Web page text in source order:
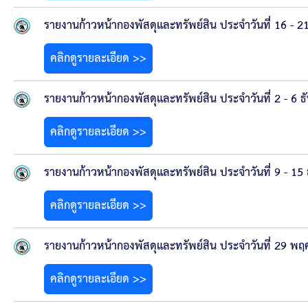
ประกาศจัดซื้อ-จัดจ้างภาครัฐ
รายงานผู้ใช้บริการกล้อง CCTV
ข้อมูลการเลือกตั้ง
นโยบายคุ้มครองข้อมูลส่วนบุคคล
ผลงาน
มาตรฐานกำหนดตำแหน่ง
VDO Present
ประกาศแผนการจัดซื้อจัดจ้าง
รายงานก้าวหน้ากองพัสดุและทรัพย์สิน ประจำวันที่ 16 -
คลิกดูรายละเอียด >>
รายงานก้าวหน้ากองพัสดุและทรัพย์สิน ประจำวันที่ 2 - 6
คลิกดูรายละเอียด >>
รายงานก้าวหน้ากองพัสดุและทรัพย์สิน ประจำวันที่ 9 -
คลิกดูรายละเอียด >>
รายงานก้าวหน้ากองพัสดุและทรัพย์สิน ประจำวันที่ 29 พ
คลิกดูรายละเอียด >>